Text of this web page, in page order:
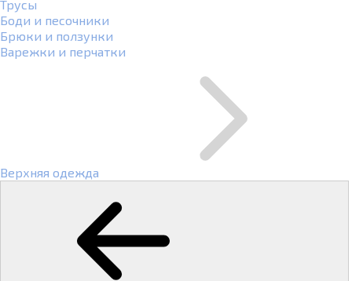
Трусы
Боди и песочники
Брюки и ползунки
Варежки и перчатки
Верхняя одежда